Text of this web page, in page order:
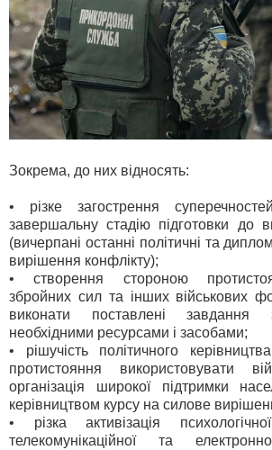
Зокрема, до них відносять:
• різке загострення
завершальну стадію підготовки до
(вичерпані останні політичні та
вирішення конфлікту);
• створення стороною
збройних сил та інших військових
виконати поставлені завдання
необхідними ресурсами і засобами;
• рішучість політичного
протистояння використовувати
організація широкої підтримки
керівництвом курсу на силове
• різка активізація
телекомунікаційної та